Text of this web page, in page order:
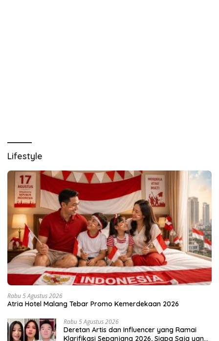
Lifestyle
Rabu 5 Agustus 2026
Atria Hotel Malang Tebar Promo Kemerdekaan 2026
Rabu 5 Agustus 2026
Deretan Artis dan Influencer yang Ramai
Klarifikasi Sepanjang 2026, Siapa Saja yang